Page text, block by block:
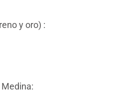
y oro) :